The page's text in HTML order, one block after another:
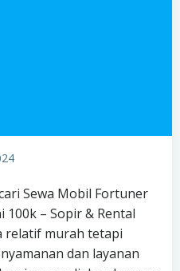
Sewa Mobil Fortuner
– Sopir & Rental
relatif murah tetapi
dan layanan